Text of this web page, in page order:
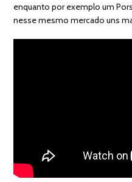
enquanto por exemplo um
nesse mesmo mercado uns